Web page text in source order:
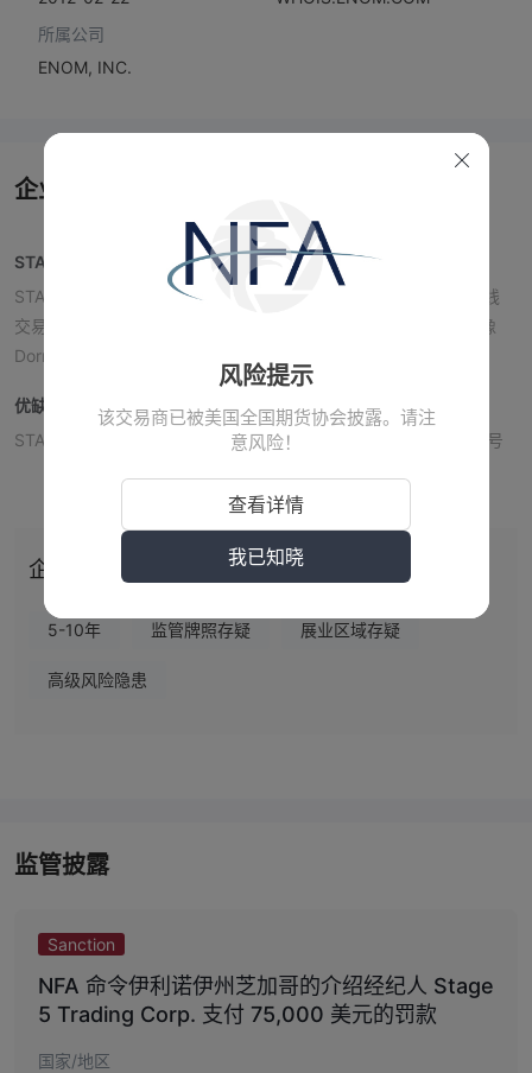
所属公司
ENOM, INC.
企业简介
STAGE FIVE信息
STAGE FIVE总部位于美国，是一家具有“可疑克隆”监管状态的在线
交易平台。他们提供模拟账户和多种期货交易平台，存取款通过像
Dorman、StoneX和Ironbeam这样的FCM进行处理。
优缺点
STAGE FIVE是否合法？
STAGE FIVE尽管被列为由美国国家期货协会（NFA）监管，许可号
STAGE FIVE 提供期货交易账户，在您开始申请流程后，他们的代表
会在24小时内与您联系，讨论您的具体交易需求。他们还提供演示
账户以供练习。
企业画像
5-10年 监管牌照存疑 展业区域存疑
高级风险隐患
监管披露
Sanction
NFA 命令伊利诺伊州芝加哥的介绍经纪人 Stage
5 Trading Corp. 支付 75,000 美元的罚款
国家/地区
风险提示
该交易商已被美国全国期货协会披露。请注
意风险！
查看详情
我已知晓